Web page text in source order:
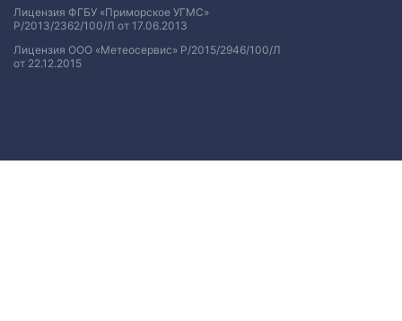
Лицензия ФГБУ «Приморское УГМС»
Р/2013/2362/100/Л от 17.06.2013
Лицензия ООО «Метеосервис» Р/2015/2946/100/Л
от 22.12.2015